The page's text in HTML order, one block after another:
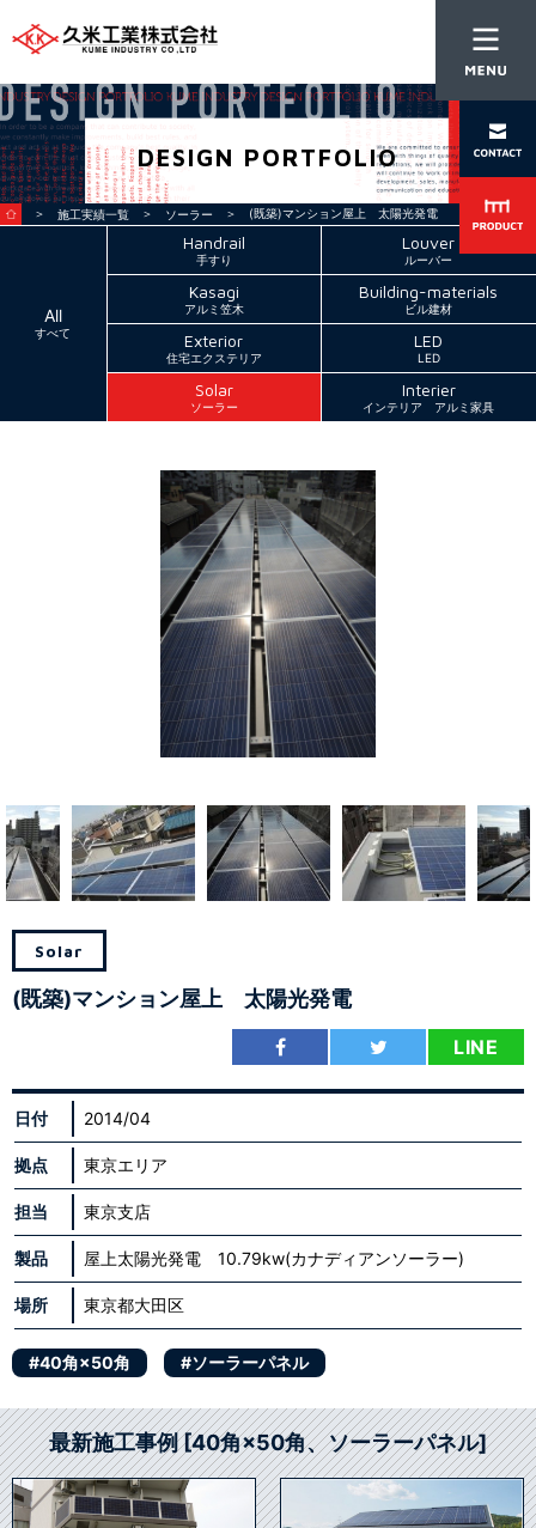
DESIGN PORTFOLIO
＞ 施工実績一覧 ＞ ソーラー ＞ (既築)マンション屋上 太陽光発電
All
すべて
Handrail
手すり
Louver
ルーバー
Kasagi
アルミ笠木
Building-materials
ビル建材
Exterior
住宅エクステリア
LED
LED
Solar
ソーラー
Interier
インテリア アルミ家具
Solar
(既築)マンション屋上 太陽光発電
LINE
日付 2014/04
拠点 東京エリア
担当 東京支店
製品 屋上太陽光発電 10.79kw(カナディアンソーラー)
場所 東京都大田区
#40角×50角 #ソーラーパネル
最新施工事例 [40角×50角、ソーラーパネル]